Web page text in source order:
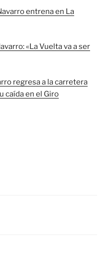
entrena en La
«La Vuelta va a ser
regresa a la carretera
caída en el Giro